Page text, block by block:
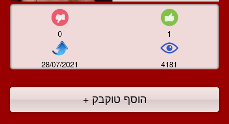
0 1
28/07/2021 4181
הוסף טוקבק +